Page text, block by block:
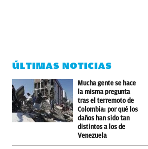
ÚLTIMAS NOTICIAS
Mucha gente se hace
la misma pregunta
tras el terremoto de
Colombia: por qué los
daños han sido tan
distintos a los de
Venezuela